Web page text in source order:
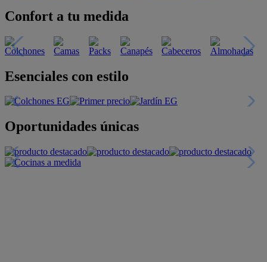
Confort a tu medida
Esenciales con estilo
Oportunidades únicas